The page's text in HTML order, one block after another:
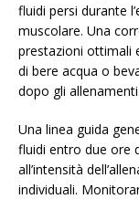
fluidi persi durante
muscolare. Una
prestazioni ottimali
di bere acqua o
dopo gli allenamenti.
Una linea guida
fluidi entro due ore
all’intensità
individuali.